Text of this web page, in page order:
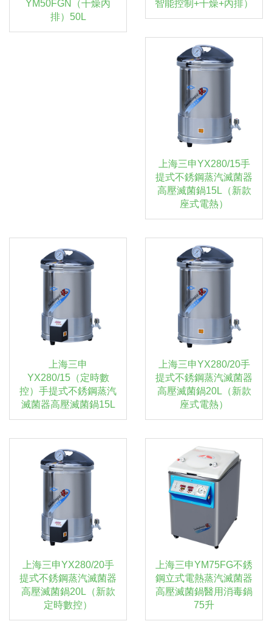
YM50FGN（干燥內
排）50L
智能控制+干燥+內排）
上海三申YX280/15手
提式不銹鋼蒸汽滅菌器
高壓滅菌鍋15L（新款
座式電熱）
上海三申
YX280/15（定時數
控）手提式不銹鋼蒸汽
滅菌器高壓滅菌鍋15L
上海三申YX280/20手
提式不銹鋼蒸汽滅菌器
高壓滅菌鍋20L（新款
座式電熱）
上海三申YX280/20手
提式不銹鋼蒸汽滅菌器
高壓滅菌鍋20L（新款
定時數控）
上海三申YM75FG不銹
鋼立式電熱蒸汽滅菌器
高壓滅菌鍋醫用消毒鍋
75升